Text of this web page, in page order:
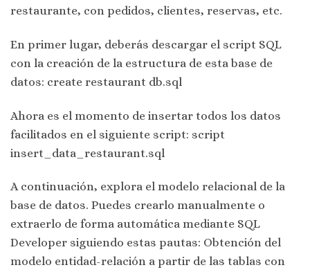
restaurante, con pedidos, clientes, reservas, etc.
En primer lugar, deberás descargar el script SQL
con la creación de la estructura de esta base de
datos: create restaurant db.sql
Ahora es el momento de insertar todos los datos
facilitados en el siguiente script: script
insert_data_restaurant.sql
A continuación, explora el modelo relacional de la
base de datos. Puedes crearlo manualmente o
extraerlo de forma automática mediante SQL
Developer siguiendo estas pautas: Obtención del
modelo entidad-relación a partir de las tablas con